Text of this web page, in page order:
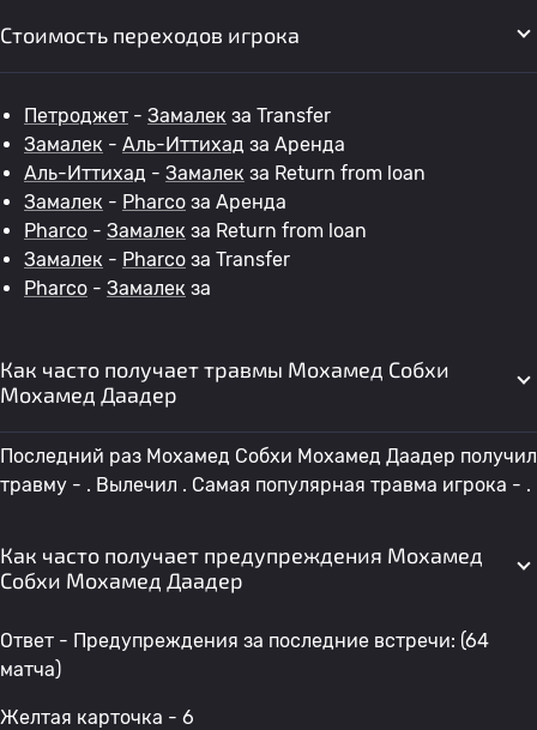
Стоимость переходов игрока
Петроджет - Замалек за Transfer
Замалек - Аль-Иттихад за Аренда
Аль-Иттихад - Замалек за Return from loan
Замалек - Pharco за Аренда
Pharco - Замалек за Return from loan
Замалек - Pharco за Transfer
Pharco - Замалек за
Как часто получает травмы Мохамед Собхи
Мохамед Даадер
Последний раз Мохамед Собхи Мохамед Даадер получил
травму - . Вылечил . Самая популярная травма игрока - .
Как часто получает предупреждения Мохамед
Собхи Мохамед Даадер
Ответ - Предупреждения за последние встречи: (64
матча)
Желтая карточка - 6